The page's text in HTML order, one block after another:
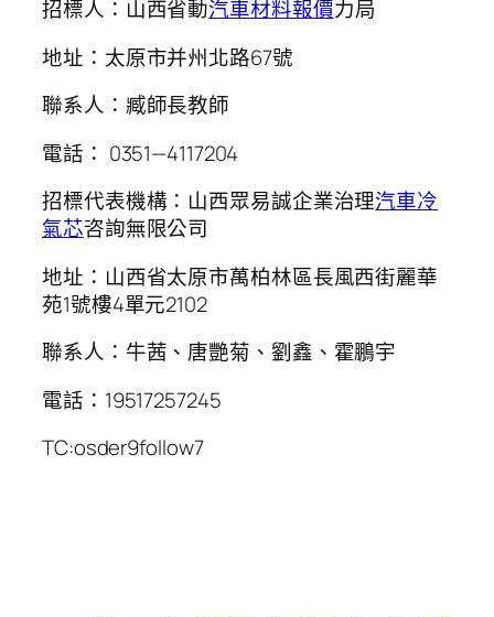
招標人：山西省動汽車材料報價力局
地址：太原市并州北路67號
聯系人：臧師長教師
電話： 0351—4117204
招標代表機構：山西眾易誠企業治理汽車冷
氣芯咨詢無限公司
地址：山西省太原市萬柏林區長風西街麗華
苑1號樓4單元2102
聯系人：牛茜、唐艷菊、劉鑫、霍鵬宇
電話：19517257245
TC:osder9follow7